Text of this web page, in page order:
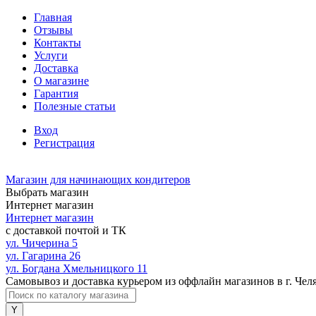
Главная
Отзывы
Контакты
Услуги
Доставка
О магазине
Гарантия
Полезные статьи
Вход
Регистрация
Магазин для начинающих кондитеров
Выбрать магазин
Интернет магазин
Интернет магазин
с доставкой почтой и ТК
ул. Чичерина 5
ул. Гагарина 26
ул. Богдана Хмельницкого 11
Самовывоз и доставка курьером из оффлайн магазинов в г.